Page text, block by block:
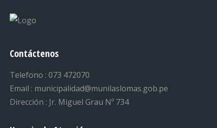
Contáctenos
Telefono : 073 472070
Email : municipalidad@munilaslomas.gob.pe
Dirección : Jr. Miguel Grau Nº 734